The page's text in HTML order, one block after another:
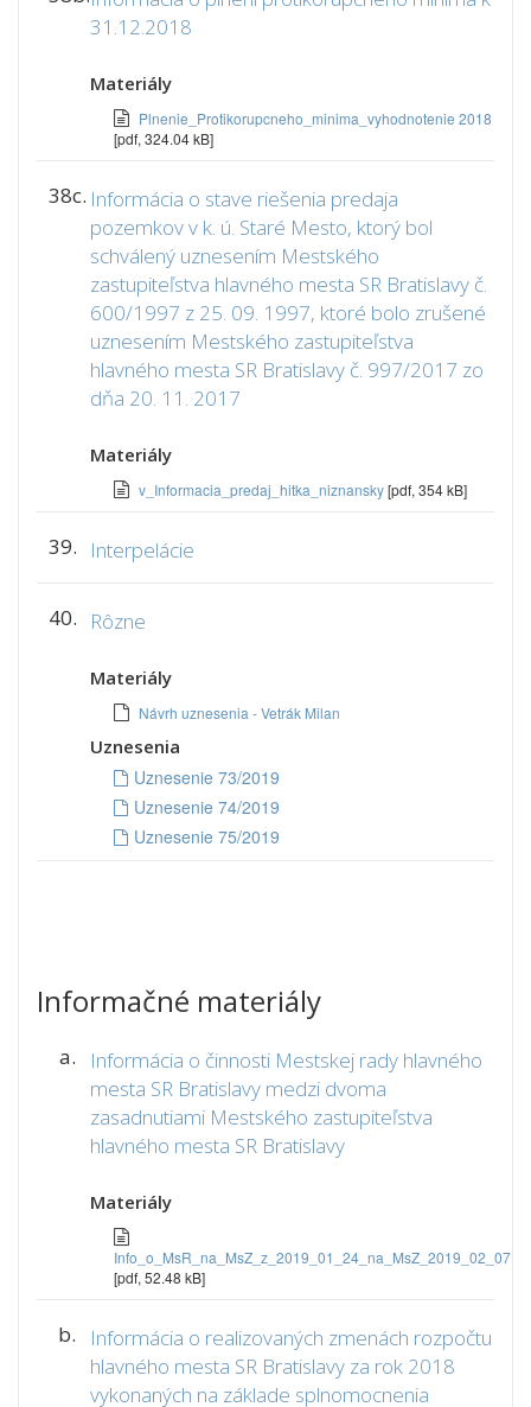
31.12.2018
Materiály
Plnenie_Protikorupcneho_minima_vyhodnotenie 2018
[pdf, 324.04 kB]
38c. Informácia o stave riešenia predaja
pozemkov v k. ú. Staré Mesto, ktorý bol
schválený uznesením Mestského
zastupiteľstva hlavného mesta SR Bratislavy č.
600/1997 z 25. 09. 1997, ktoré bolo zrušené
uznesením Mestského zastupiteľstva
hlavného mesta SR Bratislavy č. 997/2017 zo
dňa 20. 11. 2017
Materiály
v_Informacia_predaj_hitka_niznansky[pdf, 354 kB]
39. Interpelácie
40. Rôzne
Materiály
Návrh uznesenia - Vetrák Milan
Uznesenia
Uznesenie 73/2019
Uznesenie 74/2019
Uznesenie 75/2019
Informačné materiály
a.
Informácia o činnosti Mestskej rady hlavného
mesta SR Bratislavy medzi dvoma
zasadnutiami Mestského zastupiteľstva
hlavného mesta SR Bratislavy
Materiály
Info_o_MsR_na_MsZ_z_2019_01_24_na_MsZ_2019_02_07
[pdf, 52.48 kB]
b.
Informácia o realizovaných zmenách rozpočtu
hlavného mesta SR Bratislavy za rok 2018
vykonaných na základe splnomocnenia